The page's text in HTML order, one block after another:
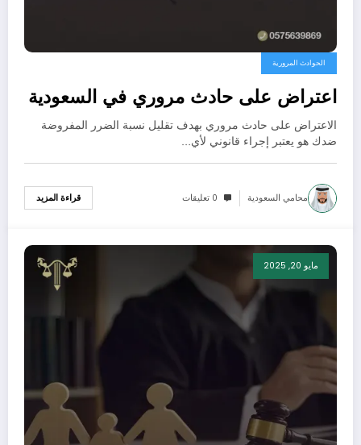
الحوادث المرورية
اعتراض على حادث مروري في السعودية
الاعتراض على حادث مروري بهدف تقليل نسبة الضرر المفروضة
ضدك هو يعتبر إجراء قانوني لأي…
محامي السعودية 0 تعليقات قراءة المزيد
مايو 20, 2025